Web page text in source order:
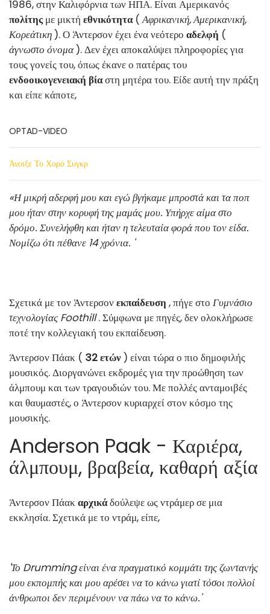
1986, στην Καλιφόρνια των ΗΠΑ. Είναι Αμερικανός
πολίτηςμε μικτή εθνικότητα(Αφρικανική, Αμερικανική,
Κορεάτικη). Ο Άντερσον έχει ένα νεότερο αδελφή (
άγνωστο όνομα). Δεν έχει αποκαλύψει πληροφορίες για
τους γονείς του, όπως έκανε ο πατέρας του
ενδοοικογενειακή βίαστη μητέρα του. Είδε αυτή την πράξη
και είπε κάποτε,
OPTAD-VIDEO
Άνοιξε Το Χορό Συγκρ
«Η μικρή αδερφή μου και εγώ βγήκαμε μπροστά και τα ποπ
μου ήταν στην κορυφή της μαμάς μου. Υπήρχε αίμα στο
δρόμο. Συνελήφθη και ήταν η τελευταία φορά που τον είδα.
Νομίζω ότι πέθανε 14 χρόνια. '
Σχετικά με τον Άντερσονεκπαίδευση , πήγε στο Γυμνάσιο
τεχνολογίας Foothill. Σύμφωνα με πηγές, δεν ολοκλήρωσε
ποτέ την κολλεγιακή του εκπαίδευση.
Άντερσον Πάακ ( 32 ετών) είναι τώρα ο πιο δημοφιλής
μουσικός. Διοργανώνει εκδρομές για την προώθηση των
άλμπουμ και των τραγουδιών του. Με πολλές ανταμοιβές
και θαυμαστές, ο Άντερσον κυριαρχεί στον κόσμο της
μουσικής.
Anderson Paak - Καριέρα,
άλμπουμ, βραβεία, καθαρή αξία
Άντερσον Πάακαρχικάδούλεψε ως ντράμερ σε μια
εκκλησία. Σχετικά με το ντράμ, είπε,
'Το Drumming είναι ένα πραγματικό κομμάτι της ζωντανής
μου εκπομπής και μου αρέσει να το κάνω γιατί τόσοι πολλοί
άνθρωποι δεν περιμένουν να πάω να το κάνω.'